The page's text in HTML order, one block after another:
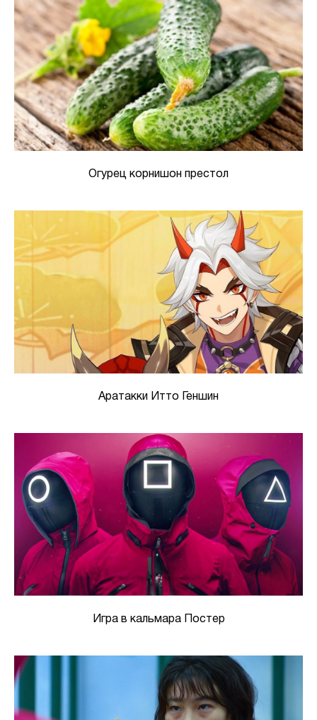
Огурец корнишон престол
Аратакки Итто Геншин
Игра в кальмара Постер